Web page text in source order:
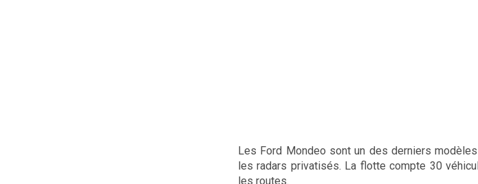
Les Ford Mondeo sont un des derniers
les radars privatisés. La flotte compte 30
les routes.